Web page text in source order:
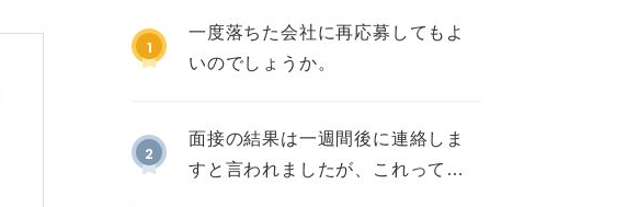
1
一度落ちた会社に再応募してもよ
いのでしょうか。
2
面接の結果は一週間後に連絡しま
すと言われましたが、これって不